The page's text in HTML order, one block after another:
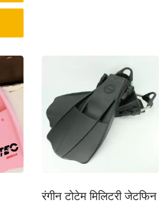
रंगीन टोटेम मिलिटरी जेटफिन